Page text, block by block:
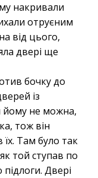
накривали
отруєним
від цього,
двері ще
бочку до
із
йому не можна,
тож він
Там було так
той ступав по
Двері